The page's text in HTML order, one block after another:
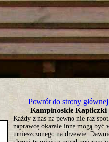
Powrót do strony głównej
Kampinoskie Kapliczki
Każdy z nas na pewno nie raz
naprawdę okazałe inne mogą być
umieszczonego na drzewie.